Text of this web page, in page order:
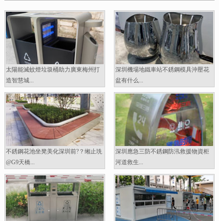
太陽能滅蚊燈垃圾桶助力廣東梅州打
造智慧城...
深圳機場地鐵車站不銹鋼模具沖壓花
盆有什么...
不銹鋼花池坐凳美化深圳前?？缃止珗
@G9天橋...
深圳應急三防不銹鋼防汛救援物資柜
河道救生...